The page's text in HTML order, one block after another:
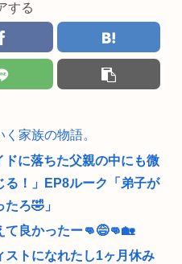
する
家族の物語。
ドに落ちた父親の中にも微
る！」EP8ルーク「弟子が
ろ🤣」
て良かったー👊😅👊🏡
ストになれたし1ヶ月休み